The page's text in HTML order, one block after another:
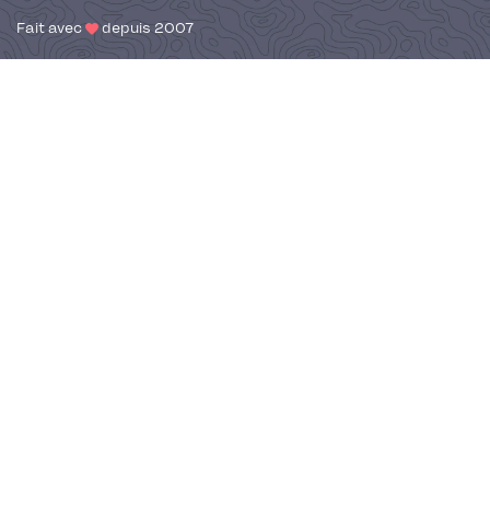
Fait avec depuis 2007